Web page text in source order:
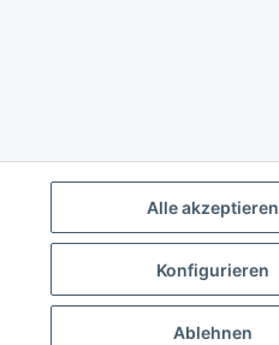
Alle akzeptieren
Konfigurieren
Ablehnen